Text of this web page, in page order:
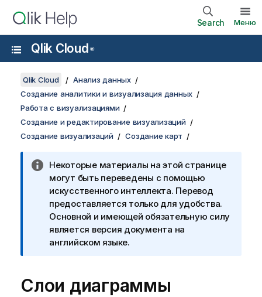
Search Меню
Qlik Cloud ®
Qlik Cloud
Анализ данных
Создание аналитики и визуализация данных
Работа с визуализациями
Создание и редактирование визуализаций
Создание визуализаций
Создание карт
Некоторые материалы на этой странице
могут быть переведены с помощью
искусственного интеллекта. Перевод
предоставляется только для удобства.
Основной и имеющей обязательную силу
является версия документа на
английском языке.
Слои диаграммы